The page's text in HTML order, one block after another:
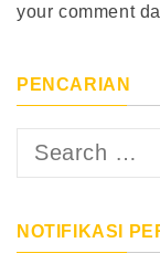
your comment
PENCARIAN
Search
NOTIFIKASI